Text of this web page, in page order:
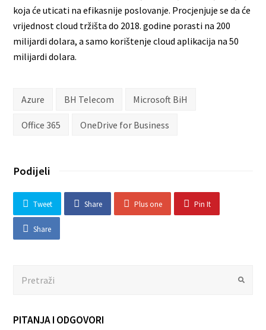
koja će uticati na efikasnije poslovanje. Procjenjuje se da će
vrijednost cloud tržišta do 2018. godine porasti na 200
milijardi dolara, a samo korištenje cloud aplikacija na 50
milijardi dolara.
Azure BH Telecom Microsoft BiH
Office 365 OneDrive for Business
Podijeli
Tweet Share Plus one Pin It
Share
Submit
PITANJA I ODGOVORI